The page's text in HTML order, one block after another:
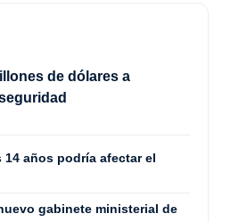
de dólares a
años podría afectar el
gabinete ministerial de